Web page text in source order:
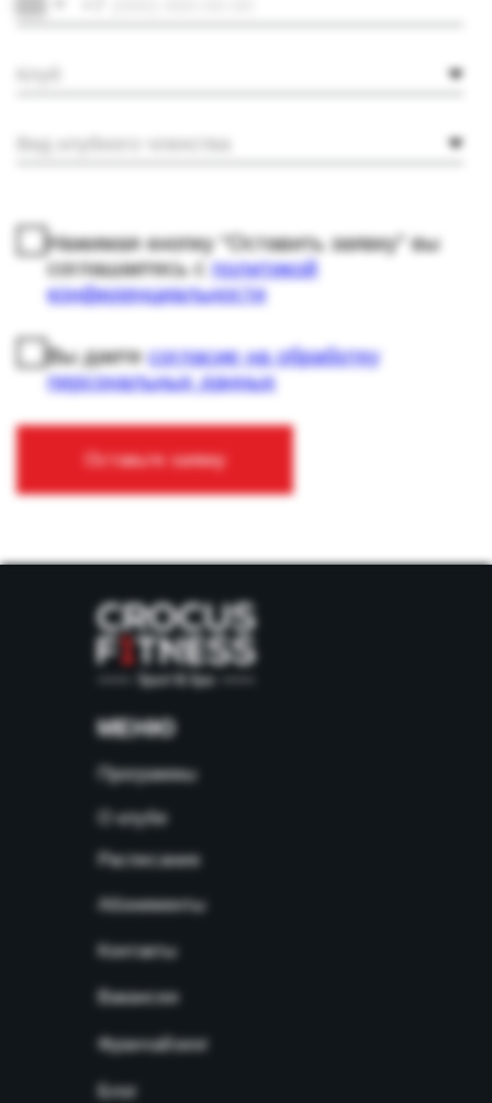
МЕНЮ
Программы
Расписание
Абонементы
Франчайзинг
Вакансии
Контакты
О клубе
Блог